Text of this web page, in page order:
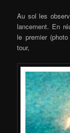
Au sol les
lancement. En
le premier
tour,